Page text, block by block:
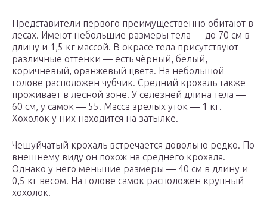
Представители первого преимущественно обитают в
лесах. Имеют небольшие размеры тела — до 70 см в
длину и 1,5 кг массой. В окрасе тела присутствуют
различные оттенки — есть чёрный, белый,
коричневый, оранжевый цвета. На небольшой
голове расположен чубчик. Средний крохаль также
проживает в лесной зоне. У селезней длина тела —
60 см, у самок — 55. Масса зрелых уток — 1 кг.
Хохолок у них находится на затылке.
Чешуйчатый крохаль встречается довольно редко. По
внешнему виду он похож на среднего крохаля.
Однако у него меньшие размеры — 40 см в длину и
0,5 кг весом. На голове самок расположен крупный
хохолок.